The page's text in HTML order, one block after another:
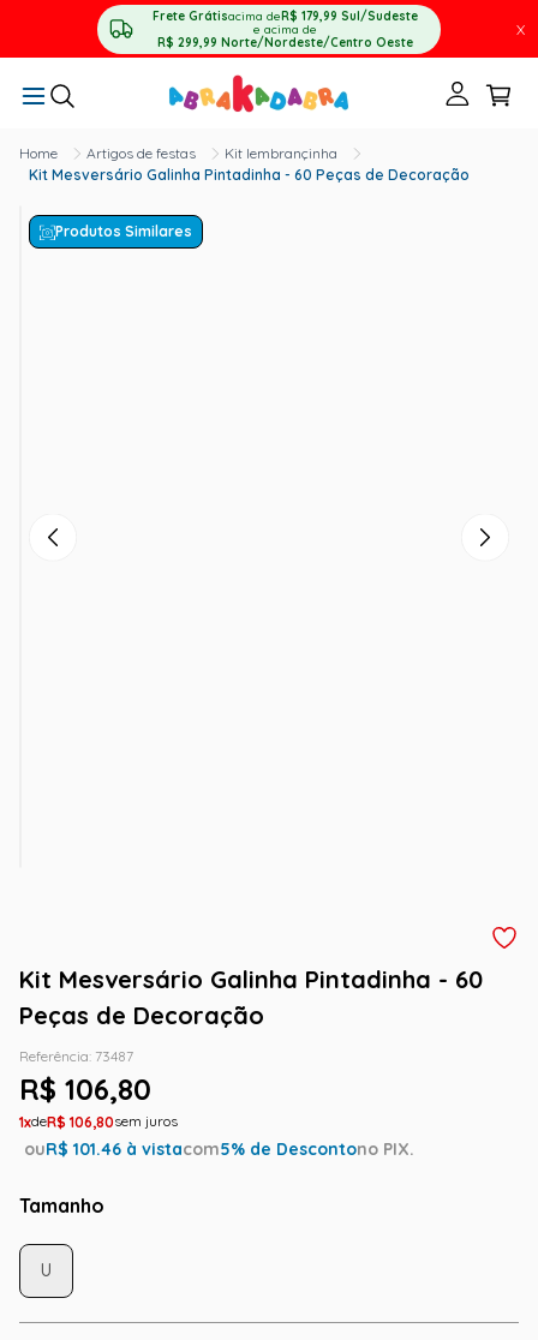
Frete Grátisacima deR$ 179,99 Sul/Sudeste
e acima de
R$ 299,99 Norte/Nordeste/Centro Oeste
X
Artigos de festas
Kit lembrançinha
Kit Mesversário Galinha Pintadinha - 60 Peças de Decoração
Produtos Similares
Kit Mesversário Galinha Pintadinha - 60
Peças de Decoração
Referência: 73487
R$ 106,80
1 R$ 106,80
ouR$ 101.46 à vistacom5% de Descontono PIX.
Tamanho
U